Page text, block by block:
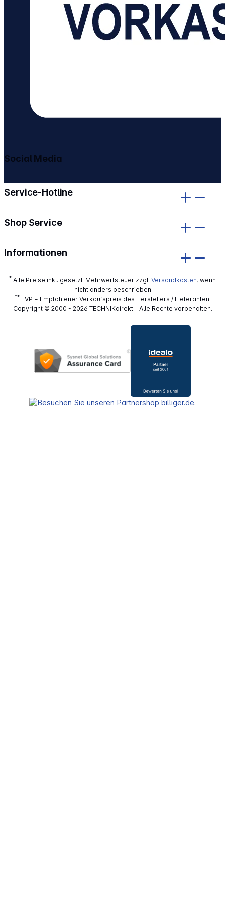
Service-Hotline
Shop Service
Informationen
Social Media
* Alle Preise inkl. gesetzl. Mehrwertsteuer zzgl. Versandkosten, wenn
nicht anders beschrieben
**EVP = Empfohlener Verkaufspreis des Herstellers / Lieferanten.
Copyright © 2000 - 2026 TECHNIKdirekt - Alle Rechte vorbehalten.